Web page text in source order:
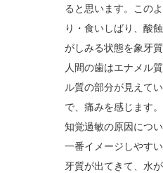
ると思います。この
り・食いしばり、酸
がしみる状態を象牙
人間の歯はエナメル
ル質の部分が見えて
で、痛みを感じます
知覚過敏の原因につ
一番イメージしやす
牙質が出てきて、水